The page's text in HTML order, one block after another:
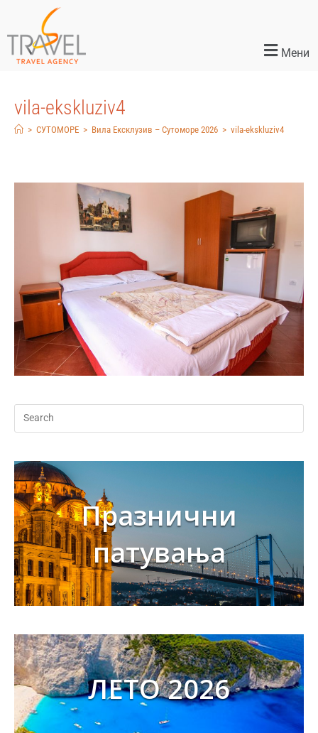
Мени
vila-ekskluziv4
> СУТОМОРЕ > Вила Ексклузив – Сутоморе 2026 > vila-ekskluziv4
Празнични
патувања
ЛЕТО 2026